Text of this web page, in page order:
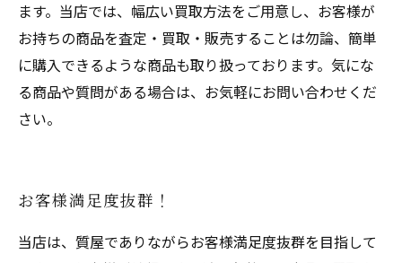
ます。当店では、幅広い買取方法をご用意し、お客様が
お持ちの商品を査定・買取・販売することは勿論、簡単
に購入できるような商品も取り扱っております。気にな
る商品や質問がある場合は、お気軽にお問い合わせくだ
さい。
お客様満足度抜群！
当店は、質屋でありながらお客様満足度抜群を目指して